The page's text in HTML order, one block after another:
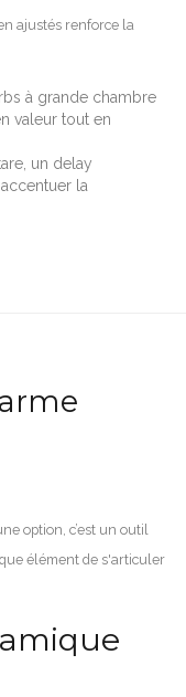
ajustés renforce la
à grande chambre
valeur tout en
un delay
la
option, c’est un outil
élément de s'articuler